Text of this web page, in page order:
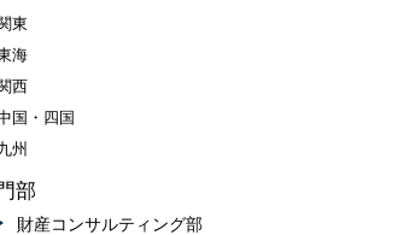
東
海
西
国・四国
州
部
財産コンサルティング部